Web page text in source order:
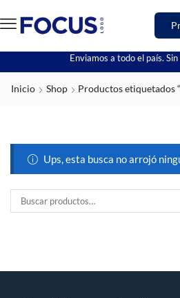
Enviamos a todo el país.
Inicio Shop Productos etiquetados
Ups, esta busca no arrojó